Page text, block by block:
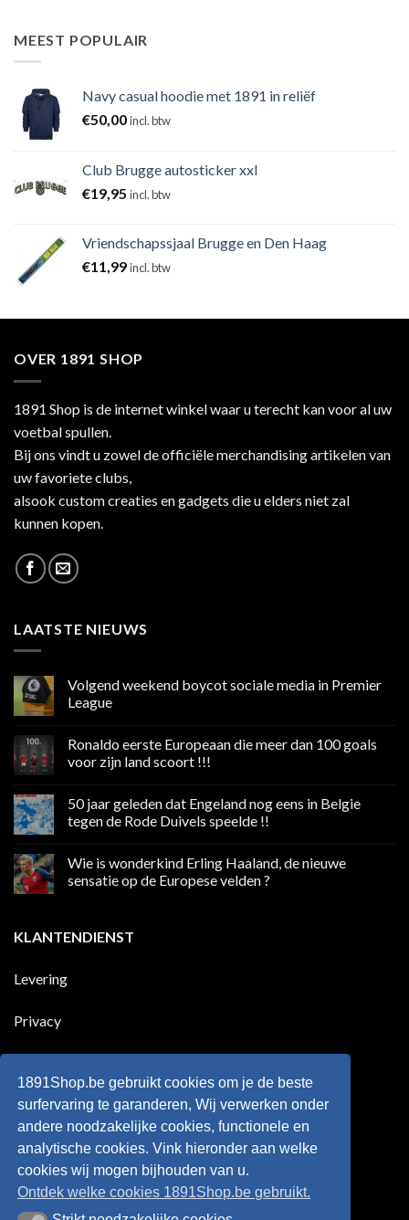
MEEST POPULAIR
Navy casual hoodie met 1891 in reliëf
€50,00incl. btw
Club Brugge autosticker xxl
€19,95 incl. btw
Vriendschapssjaal Brugge en Den Haag
€11,99incl. btw
OVER 1891 SHOP
1891 Shop is de internet winkel waar u terecht kan voor al uw
voetbal spullen.
Bij ons vindt u zowel de officiële merchandising artikelen van
uw favoriete clubs,
alsook custom creaties en gadgets die u elders niet zal
kunnen kopen.
LAATSTE NIEUWS
Volgend weekend boycot sociale media in Premier
League
op
weekend
media
in
Premier
Ronaldo eerste Europeaan die meer dan 100 goals
voor zijn land scoort !!!
op
Ronaldo
eerste
meer
100
land
scoort
50 jaar geleden dat Engeland nog eens in Belgie
tegen de Rode Duivels speelde !!
op
jaar
nog
eens
tegen
Wie is wonderkind Erling Haaland, de nieuwe
sensatie op de Europese velden ?
Wie
is
Haaland,
Europese
KLANTENDIENST
Levering
Privacy
Retourneren
Algemene voorwaarden
1891Shop.be gebruikt cookies om je de beste
surfervaring te garanderen, Wij verwerken onder
andere noodzakelijke cookies, functionele en
analytische cookies. Vink hieronder aan welke
cookies wij mogen bijhouden van u.
Ontdek welke cookies 1891Shop.be gebruikt.